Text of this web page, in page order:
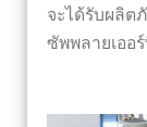
จะได้รับผลิ
ซัพพลายเออ